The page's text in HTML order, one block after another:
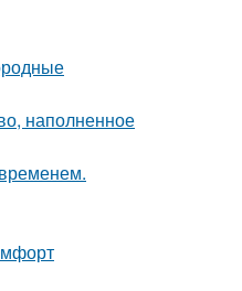
наполненное